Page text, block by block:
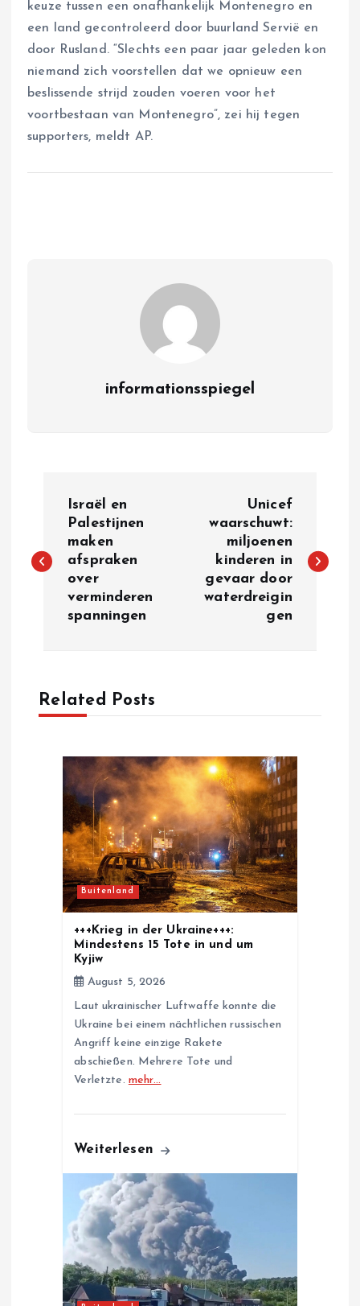
keuze tussen een onafhankelijk Montenegro en
een land gecontroleerd door buurland Servië en
door Rusland. “Slechts een paar jaar geleden kon
niemand zich voorstellen dat we opnieuw een
beslissende strijd zouden voeren voor het
voortbestaan van Montenegro”, zei hij tegen
supporters, meldt AP.
informationsspiegel
s
a
v
Israël en
Palestijnen
maken
afspraken
over
verminderen
spanningen
Unicef
waarschuwt:
miljoenen
kinderen in
gevaar door
waterdreigin
gen
Related Posts
Buitenland
+++Krieg in der Ukraine+++:
Mindestens 15 Tote in und um
Kyjiw
August 5, 2026
Laut ukrainischer Luftwaffe konnte die
Ukraine bei einem nächtlichen russischen
Angriff keine einzige Rakete
abschießen. Mehrere Tote und
Verletzte. mehr…
Weiterlesen